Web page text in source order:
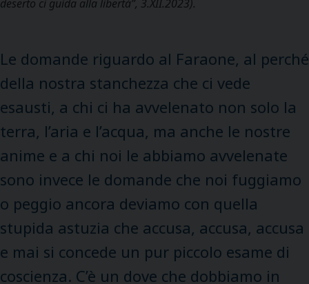
deserto ci guida alla libertà”, 3.XII.2023).
Le domande riguardo al Faraone, al perché
della nostra stanchezza che ci vede
esausti, a chi ci ha avvelenato non solo la
terra, l’aria e l’acqua, ma anche le nostre
anime e a chi noi le abbiamo avvelenate
sono invece le domande che noi fuggiamo
o peggio ancora deviamo con quella
stupida astuzia che accusa, accusa, accusa
e mai si concede un pur piccolo esame di
coscienza. C’è un dove che dobbiamo in